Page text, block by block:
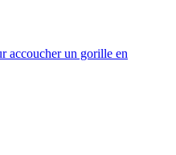
accoucher un gorille en